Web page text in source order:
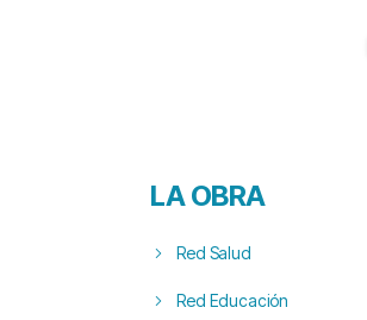
LA OBRA
Red Salud
Red Educación